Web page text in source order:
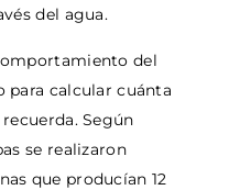
del agua.
del
para calcular cuánta
Según
se realizaron
que producían 12